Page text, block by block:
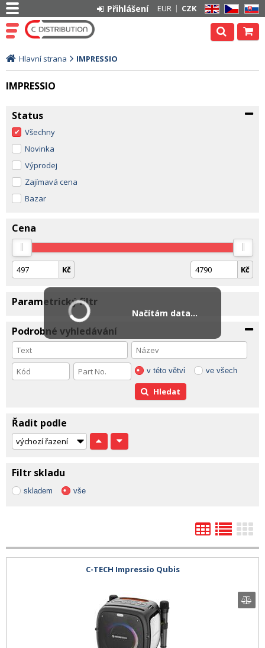
EN CZ SK
EUR CZK
Přihlášení
Hlavní strana IMPRESSIO
IMPRESSIO
Status
Všechny
Novinka
Výprodej
Zajímavá cena
Bazar
Cena
Kč Kč
Parametrický filtr
Podrobné vyhledávání
v této větvi ve všech
Hledat
Řadit podle
Filtr skladu
skladem vše
C-TECH Impressio Qubis
Načítám data...